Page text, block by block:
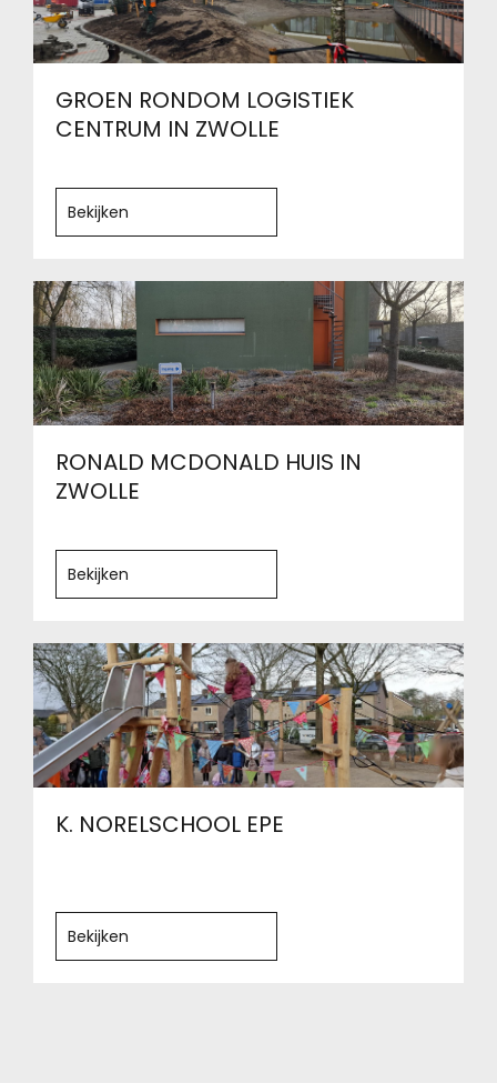
GROEN RONDOM LOGISTIEK
CENTRUM IN ZWOLLE
Bekijken
RONALD MCDONALD HUIS IN
ZWOLLE
Bekijken
K. NORELSCHOOL EPE
Bekijken